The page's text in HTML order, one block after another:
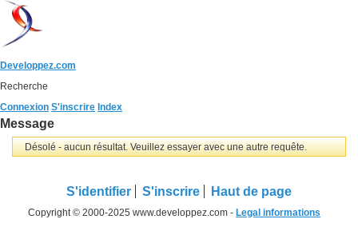
Developpez.com
Recherche
Connexion S'inscrire Index
Message
Désolé - aucun résultat. Veuillez essayer avec une autre requête.
S'identifier S'inscrire Haut de page
Copyright © 2000-2025 www.developpez.com - Legal informations